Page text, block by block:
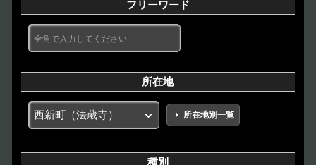
フリーワード
所在地
所在地別一覧
種別